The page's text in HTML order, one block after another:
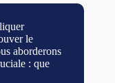
le
aborderons
: que